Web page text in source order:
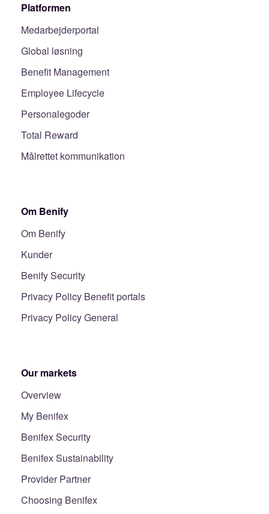
Platformen
Medarbejderportal
Global løsning
Benefit Management
Employee Lifecycle
Personalegoder
Total Reward
Målrettet kommunikation
Om Benify
Om Benify
Kunder
Benify Security
Privacy Policy Benefit portals
Privacy Policy General
Our markets
Overview
My Benifex
Benifex Security
Benifex Sustainability
Provider Partner
Choosing Benifex